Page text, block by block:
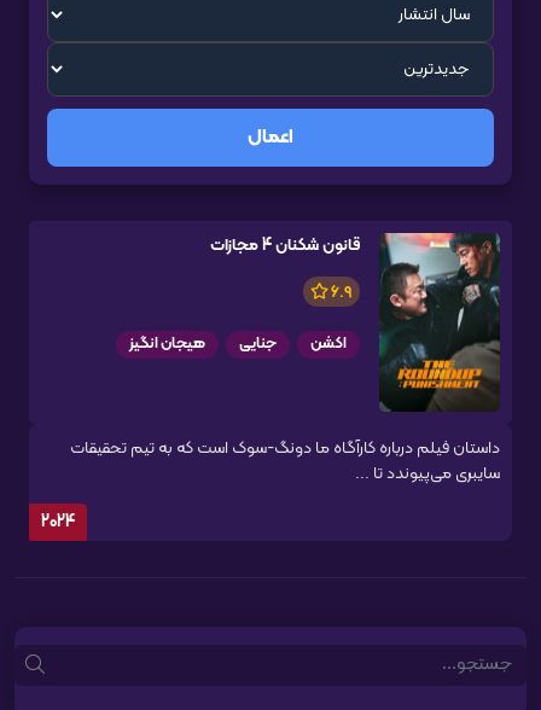
اعمال
قانون شکنان 4 مجازات
6.9
اکشن جنایی هیجان انگیز
داستان فیلم درباره کارآگاه ما دونگ-سوک است که به تیم تحقیقات
سایبری می‌پیوندد تا ...
2024
Search